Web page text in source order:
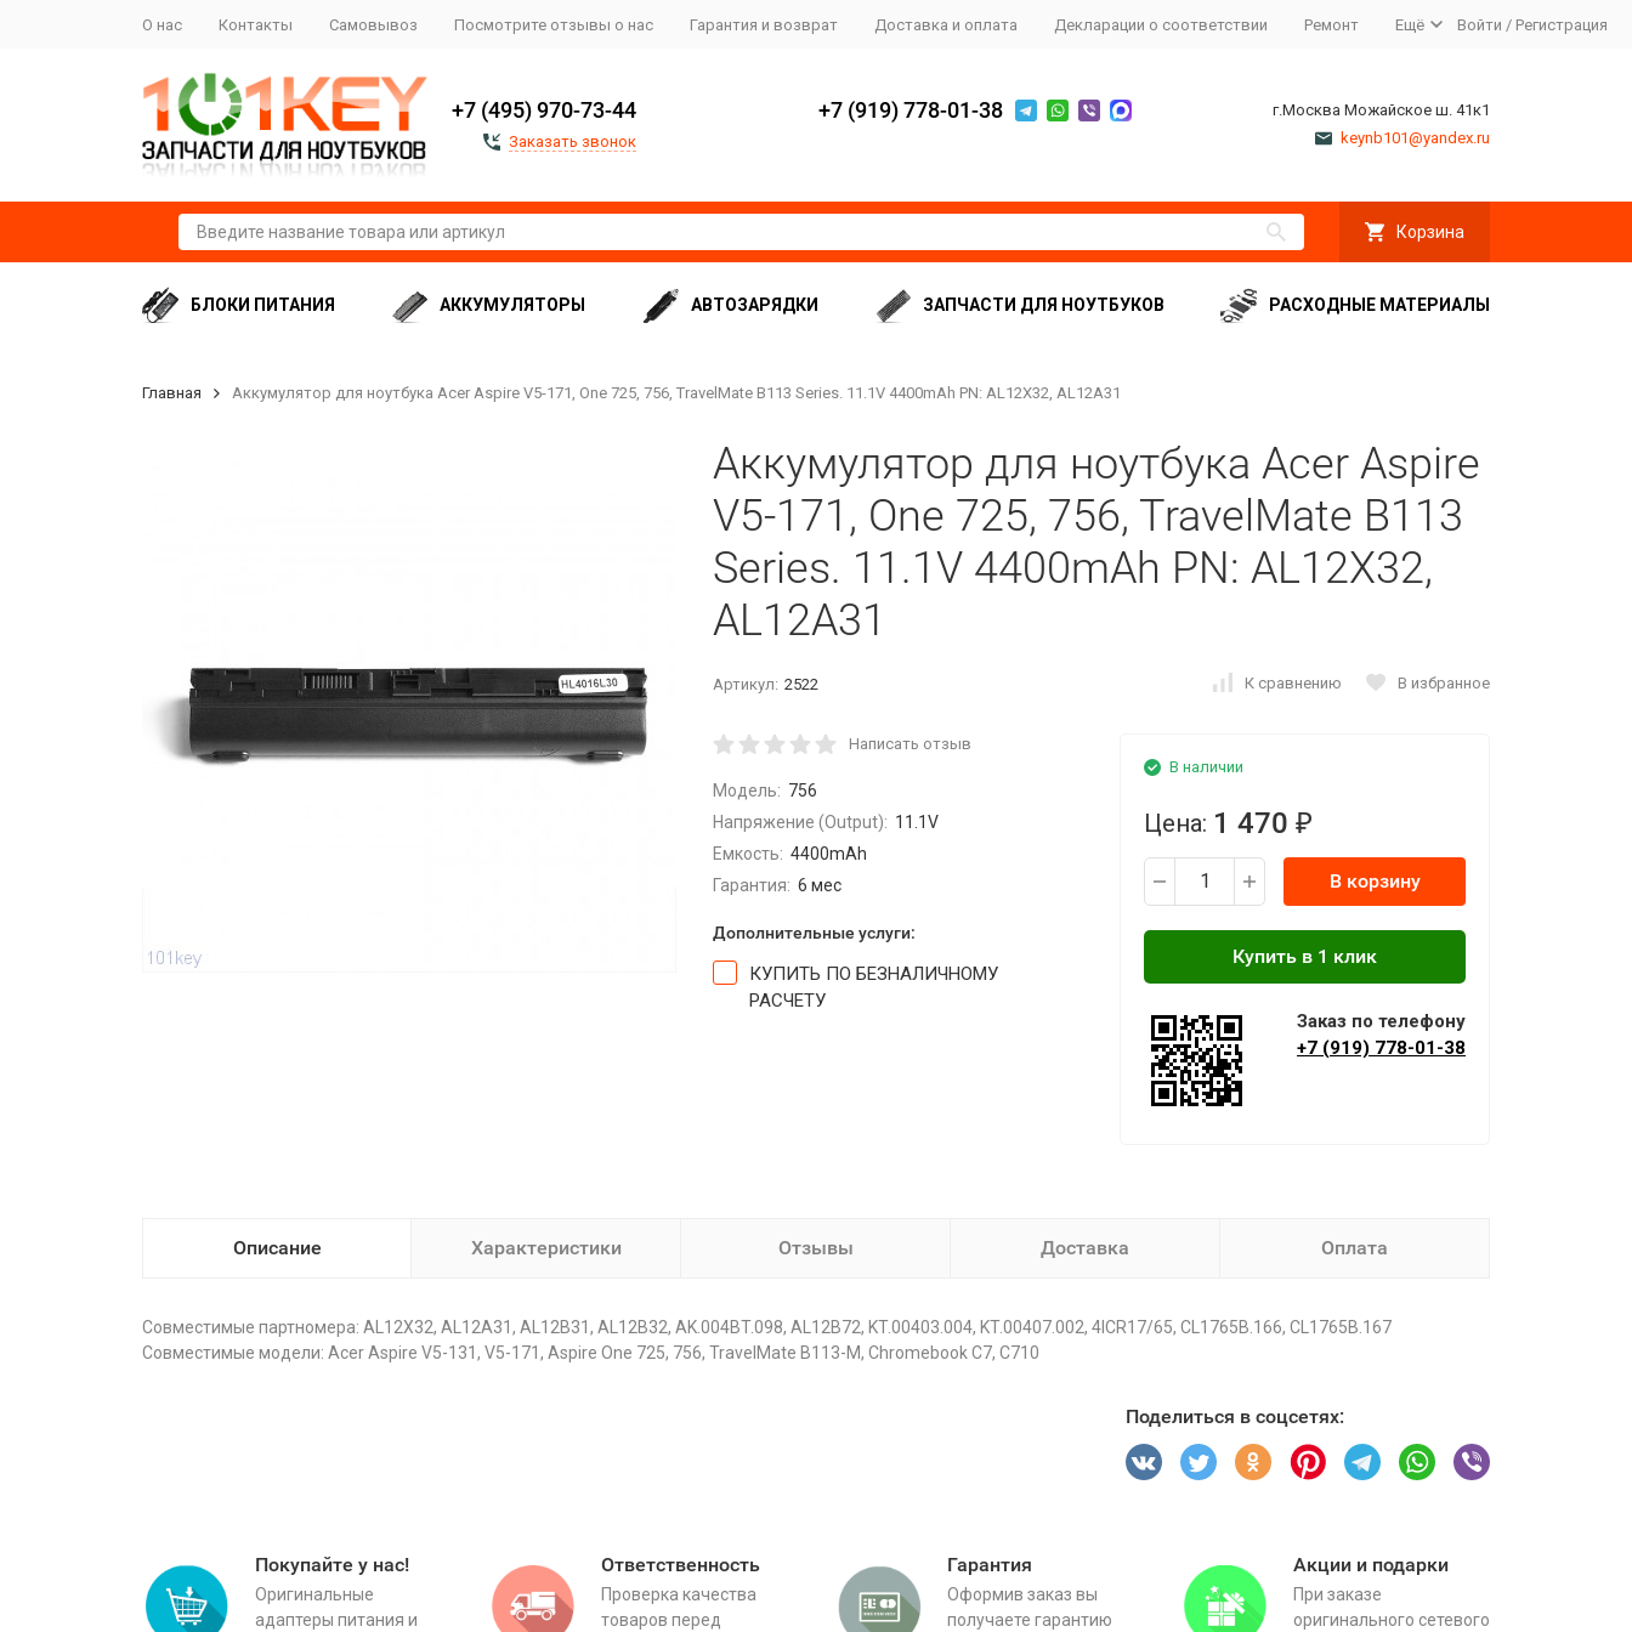
О нас Контакты Самовывоз Посмотрите отзывы о нас Гарантия и возврат Доставка и оплата Декларации о соответствии Ремонт Ещё Войти / Регистрация
+7 (495) 970-73-44
Заказать звонок
+7 (919) 778-01-38
г.Москва Можайское ш. 41к1
keynb101@yandex.ru
Корзина
БЛОКИ ПИТАНИЯ АККУМУЛЯТОРЫ АВТОЗАРЯДКИ ЗАПЧАСТИ ДЛЯ НОУТБУКОВ РАСХОДНЫЕ МАТЕРИАЛЫ
Главная Аккумулятор для ноутбука Acer Aspire V5-171, One 725, 756, TravelMate B113 Series. 11.1V 4400mAh PN: AL12X32, AL12A31
Аккумулятор для ноутбука Acer Aspire
V5-171, One 725, 756, TravelMate B113
Series. 11.1V 4400mAh PN: AL12X32,
AL12A31
Артикул: 2522 К сравнению В избранное
Написать отзыв
Модель: 756
Напряжение (Output): 11.1V
Емкость: 4400mAh
Гарантия: 6 мес
Дополнительные услуги:
КУПИТЬ ПО БЕЗНАЛИЧНОМУ
РАСЧЕТУ
В наличии
Цена: 1 470 ₽
В корзину
Заказ по телефону
+7 (919) 778-01-38
Описание Характеристики Отзывы Доставка Оплата
Совместимые партномера: AL12X32, AL12A31, AL12B31, AL12B32, AK.004BT.098, AL12B72, KT.00403.004, KT.00407.002, 4ICR17/65, CL1765B.166, CL1765B.167
Совместимые модели: Acer Aspire V5-131, V5-171, Aspire One 725, 756, TravelMate B113-M, Chromebook C7, C710
Поделиться в соцсетях:
Покупайте у нас!
Оригинальные
адаптеры питания и
Ответственность
Проверка качества
товаров перед
Гарантия
Оформив заказ вы
получаете гарантию
Акции и подарки
При заказе
оригинального сетевого